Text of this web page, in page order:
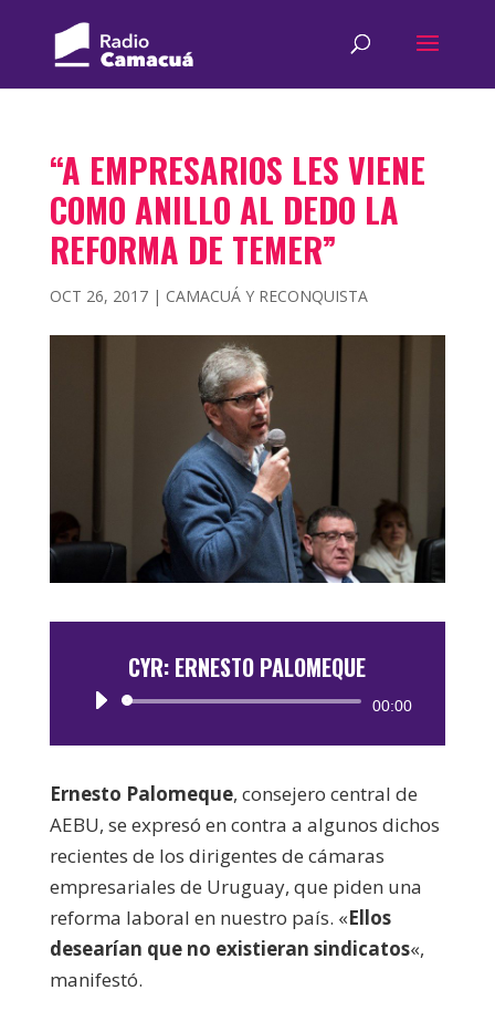
“A EMPRESARIOS LES VIENE
COMO ANILLO AL DEDO LA
REFORMA DE TEMER”
OCT 26, 2017| CAMACUÁ Y RECONQUISTA
CYR: ERNESTO PALOMEQUE
Reproductor
00:00
Ernesto Palomeque, consejero central de
AEBU, se expresó en contra a algunos dichos
recientes de los dirigentes de cámaras
empresariales de Uruguay, que piden una
reforma laboral en nuestro país. «Ellos
desearían que no existieran sindicatos«,
manifestó.